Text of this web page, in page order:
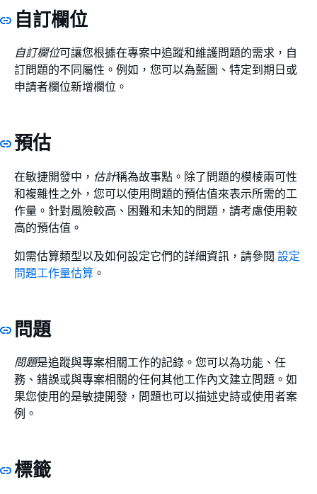
自訂欄位
自訂欄位可讓您根據在專案中追蹤和維護問題的需求，自
訂問題的不同屬性。例如，您可以為藍圖、特定到期日或
申請者欄位新增欄位。
預估
在敏捷開發中， 估計稱為故事點。除了問題的模棱兩可性
和複雜性之外，您可以使用問題的預估值來表示所需的工
作量。針對風險較高、困難和未知的問題，請考慮使用較
高的預估值。
如需估算類型以及如何設定它們的詳細資訊，請參閱 設定
問題工作量估算 。
問題
問題是追蹤與專案相關工作的記錄。您可以為功能、任
務、錯誤或與專案相關的任何其他工作內文建立問題。如
果您使用的是敏捷開發，問題也可以描述史詩或使用者案
例。
標籤